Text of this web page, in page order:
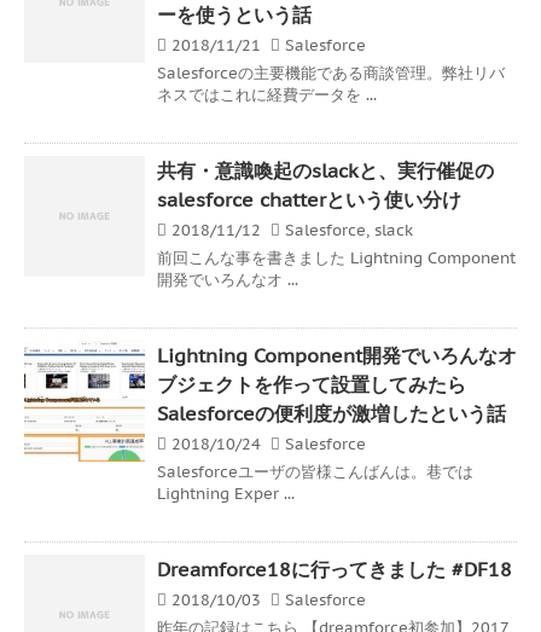
ーを使うという話
2018/11/21
Salesforce
Salesforceの主要機能である商談管理。弊社リバ
ネスではこれに経費データを ...
共有・意識喚起のslackと、実行催促の
salesforce chatterという使い分け
2018/11/12 Salesforce, slack
前回こんな事を書きました Lightning Component
開発でいろんなオ ...
Lightning Component開発でいろんなオ
ブジェクトを作って設置してみたら
Salesforceの便利度が激増したという話
2018/10/24
Salesforce
Salesforceユーザの皆様こんばんは。巷では
Lightning Exper ...
Dreamforce18に行ってきました #DF18
2018/10/03
Salesforce
昨年の記録はこちら 【dreamforce初参加】2017